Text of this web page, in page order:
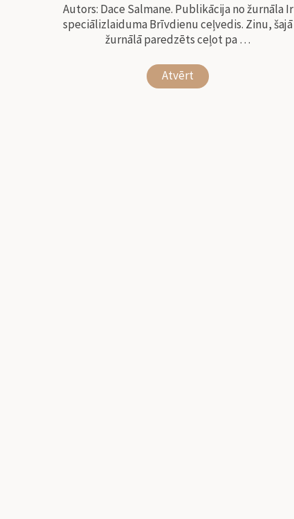
Autors: Dace Salmane. Publikācija no žurnāla Ir
speciālizlaiduma Brīvdienu ceļvedis. Zinu, šajā
žurnālā paredzēts ceļot pa …
Atvērt